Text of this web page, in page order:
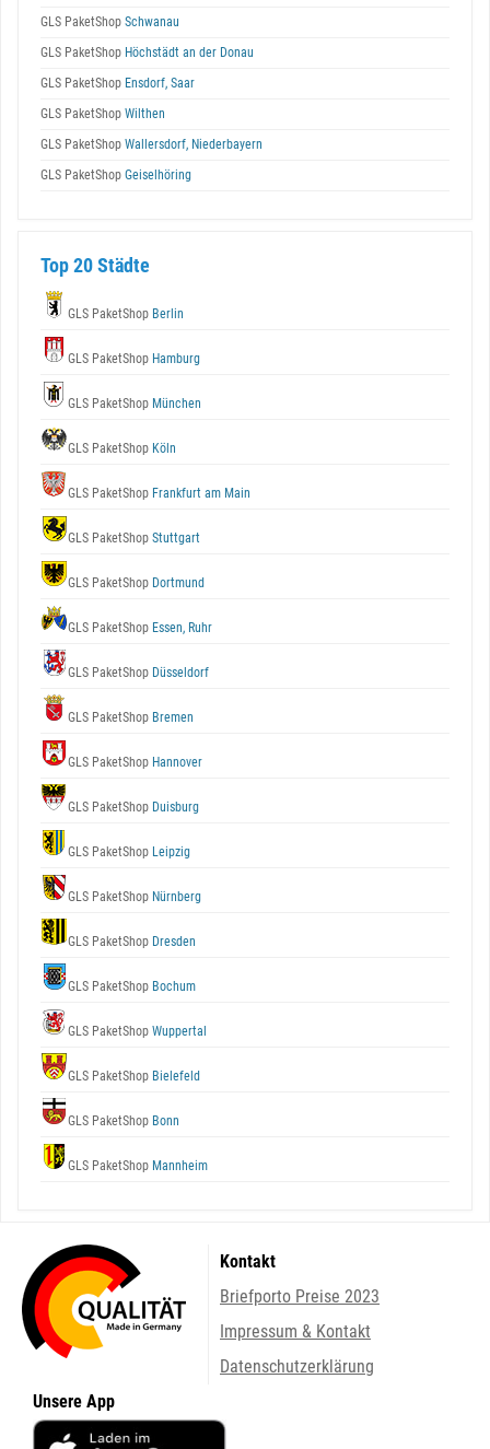
GLS PaketShop Schwanau
GLS PaketShop Höchstädt an der Donau
GLS PaketShop Ensdorf, Saar
GLS PaketShop Wilthen
GLS PaketShop Wallersdorf, Niederbayern
GLS PaketShop Geiselhöring
Top 20 Städte
GLS PaketShop Berlin
GLS PaketShop Hamburg
GLS PaketShop München
GLS PaketShop Köln
GLS PaketShop Frankfurt am Main
GLS PaketShop Stuttgart
GLS PaketShop Dortmund
GLS PaketShop Essen, Ruhr
GLS PaketShop Düsseldorf
GLS PaketShop Bremen
GLS PaketShop Hannover
GLS PaketShop Duisburg
GLS PaketShop Leipzig
GLS PaketShop Nürnberg
GLS PaketShop Dresden
GLS PaketShop Bochum
GLS PaketShop Wuppertal
GLS PaketShop Bielefeld
GLS PaketShop Bonn
GLS PaketShop Mannheim
Kontakt
Briefporto Preise 2023
Impressum & Kontakt
Datenschutzerklärung
Unsere App